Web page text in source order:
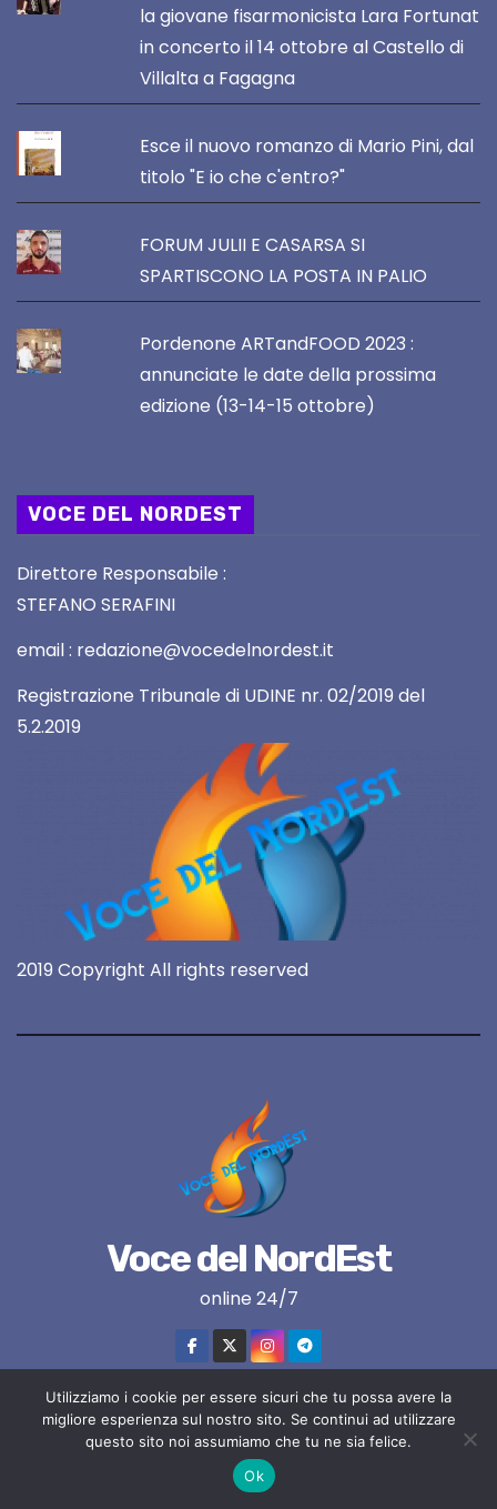
la giovane fisarmonicista Lara Fortunat
in concerto il 14 ottobre al Castello di
Villalta a Fagagna
Esce il nuovo romanzo di Mario Pini, dal
titolo "E io che c'entro?"
FORUM JULII E CASARSA SI
SPARTISCONO LA POSTA IN PALIO
Pordenone ARTandFOOD 2023 :
annunciate le date della prossima
edizione (13-14-15 ottobre)
VOCE DEL NORDEST
Direttore Responsabile :
STEFANO SERAFINI
email : redazione@vocedelnordest.it
Registrazione Tribunale di UDINE nr. 02/2019 del
5.2.2019
2019 Copyright All rights reserved
Voce del NordEst
online 24/7
Proudly powered by WordPress|Tema:NewsesdiThemeansar.
VNE su Twitter
Utilizziamo i cookie per essere sicuri che tu possa avere la
migliore esperienza sul nostro sito. Se continui ad utilizzare
questo sito noi assumiamo che tu ne sia felice.
Ok